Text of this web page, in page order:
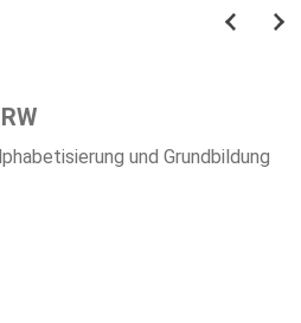
und Grundbildung